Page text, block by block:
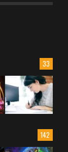
33
142